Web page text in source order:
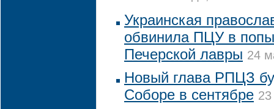
Украинская
обвинила ПЦУ в
Печерской лавры 24
Новый глава РПЦЗ
Соборе в сентябре